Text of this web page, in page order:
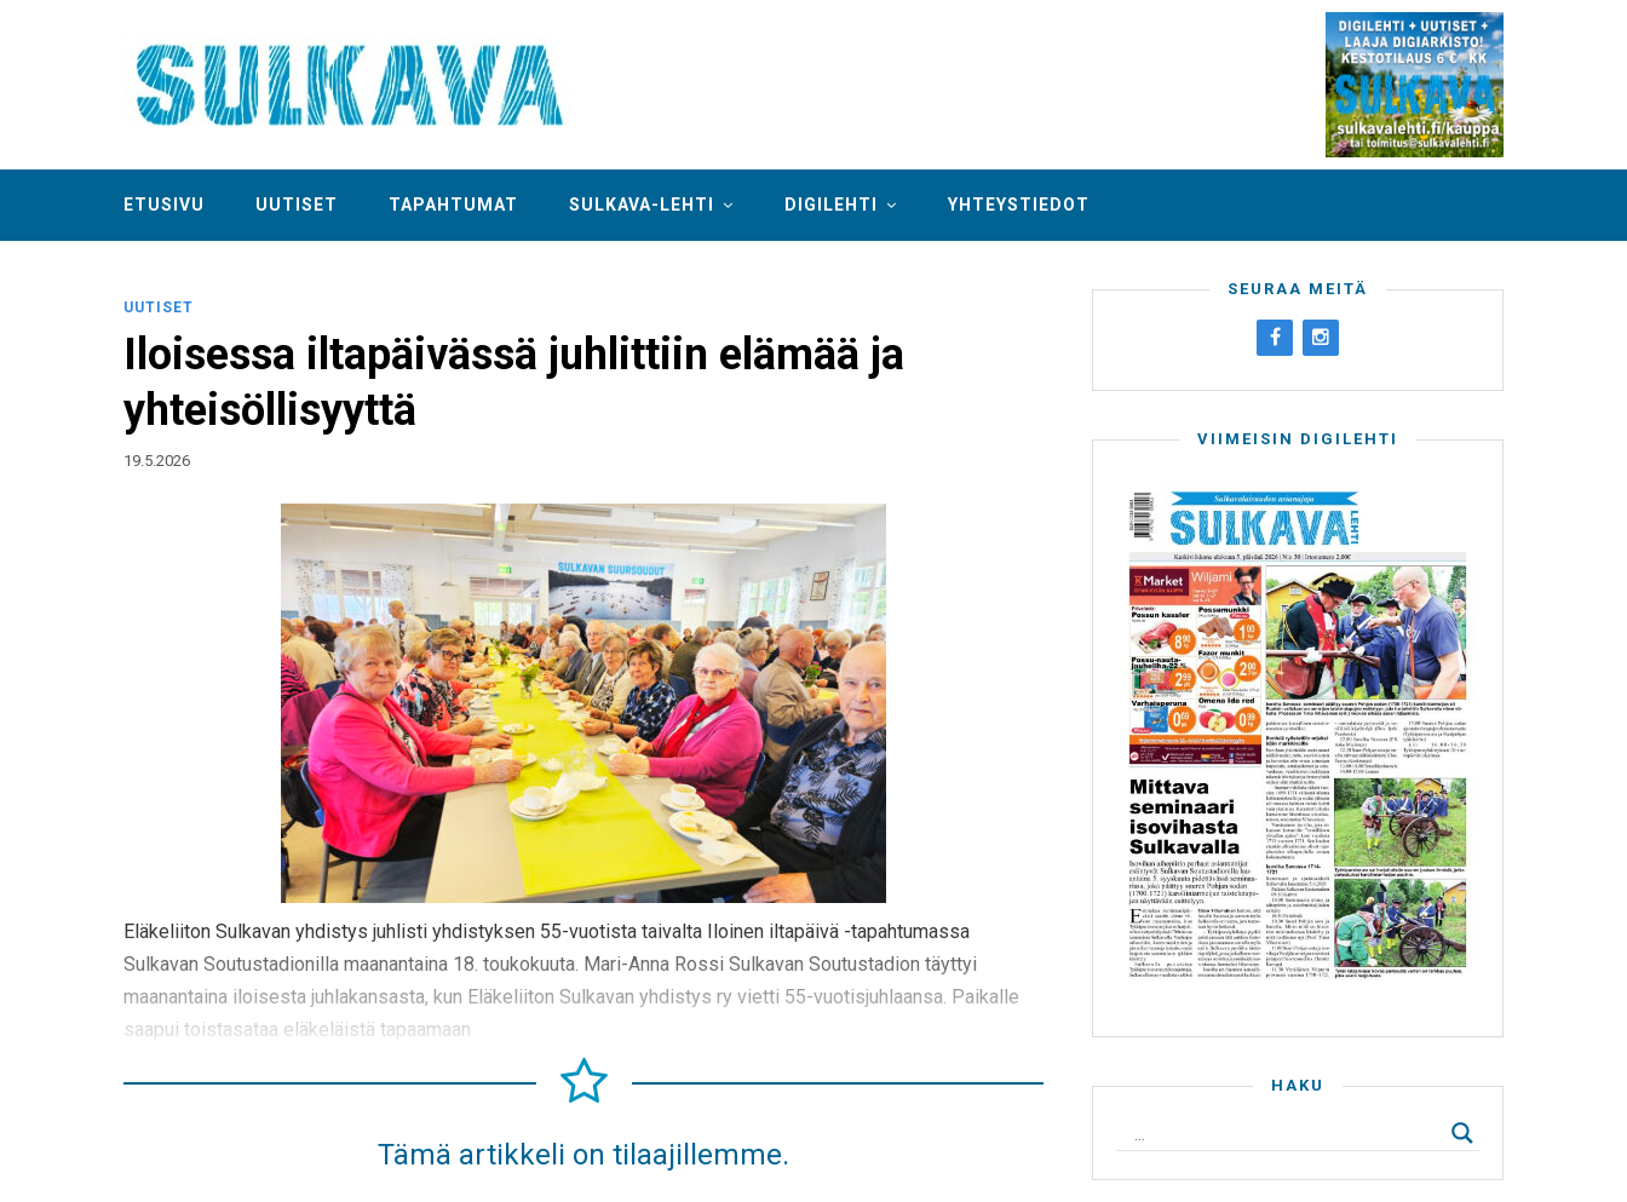
ETUSIVU UUTISET TAPAHTUMAT SULKAVA-LEHTI DIGILEHTI YHTEYSTIEDOT
UUTISET
Iloisessa iltapäivässä juhlittiin elämää ja
yhteisöllisyyttä
19.5.2026
Eläkeliiton Sulkavan yhdistys juhlisti yhdistyksen 55-vuotista taivalta Iloinen iltapäivä -tapahtumassa
Sulkavan Soutustadionilla maanantaina 18. toukokuuta. Mari-Anna Rossi Sulkavan Soutustadion täyttyi
maanantaina iloisesta juhlakansasta, kun Eläkeliiton Sulkavan yhdistys ry vietti 55-vuotisjuhlaansa. Paikalle
saapui toistasataa eläkeläistä tapaamaan
Tämä artikkeli on tilaajillemme.
SEURAA MEITÄ
VIIMEISIN DIGILEHTI
HAKU